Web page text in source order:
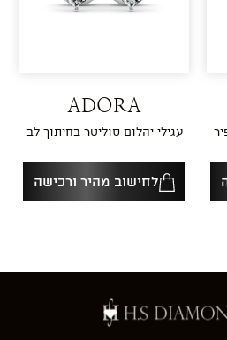
ADORA
עגילי יהלום סוליטר בחיתוך לב
לחישוב מהיר ורכישה